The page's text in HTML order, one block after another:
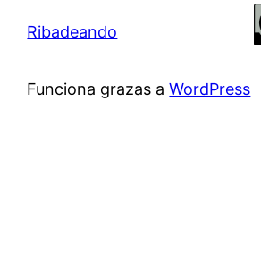
Ribadeando
Funciona grazas aWordPress